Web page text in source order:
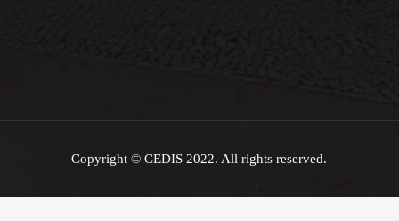
Copyright © CEDIS 2022. All rights reserved.